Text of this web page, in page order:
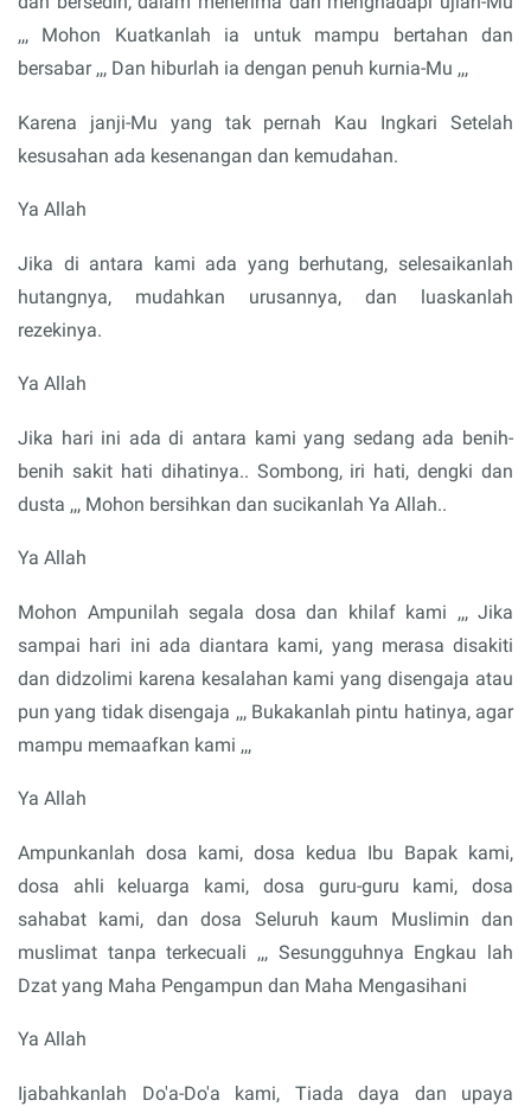
,,, Mohon Kuatkanlah ia untuk mampu bertahan dan
bersabar ,,, Dan hiburlah ia dengan penuh kurnia-Mu ,,,
Karena janji-Mu yang tak pernah Kau Ingkari Setelah
kesusahan ada kesenangan dan kemudahan.
Ya Allah
Jika di antara kami ada yang berhutang, selesaikanlah
hutangnya, mudahkan urusannya, dan luaskanlah
rezekinya.
Ya Allah
Jika hari ini ada di antara kami yang sedang ada benih-
benih sakit hati dihatinya.. Sombong, iri hati, dengki dan
dusta ,,, Mohon bersihkan dan sucikanlah Ya Allah..
Ya Allah
Mohon Ampunilah segala dosa dan khilaf kami ,,, Jika
sampai hari ini ada diantara kami, yang merasa disakiti
dan didzolimi karena kesalahan kami yang disengaja atau
pun yang tidak disengaja ,,, Bukakanlah pintu hatinya, agar
mampu memaafkan kami ,,,
Ya Allah
Ampunkanlah dosa kami, dosa kedua Ibu Bapak kami,
dosa ahli keluarga kami, dosa guru-guru kami, dosa
sahabat kami, dan dosa Seluruh kaum Muslimin dan
muslimat tanpa terkecuali ,,, Sesungguhnya Engkau lah
Dzat yang Maha Pengampun dan Maha Mengasihani
Ya Allah
Ijabahkanlah Do'a-Do'a kami, Tiada daya dan upaya